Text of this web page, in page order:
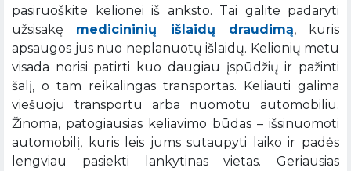
pasiruoškite kelionei iš anksto. Tai galite padaryti
užsisakę medicininių išlaidų draudimą, kuris
apsaugos jus nuo neplanuotų išlaidų. Kelionių metu
visada norisi patirti kuo daugiau įspūdžių ir pažinti
šalį, o tam reikalingas transportas. Keliauti galima
viešuoju transportu arba nuomotu automobiliu.
Žinoma, patogiausias keliavimo būdas – išsinuomoti
automobilį, kuris leis jums sutaupyti laiko ir padės
lengviau pasiekti lankytinas vietas. Geriausias